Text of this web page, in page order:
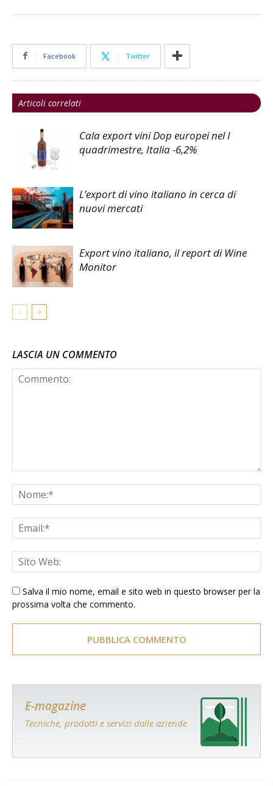
Facebook Twitter
Articoli correlati
Cala export vini Dop europei nel I
quadrimestre, Italia -6,2%
L’export di vino italiano in cerca di
nuovi mercati
Export vino italiano, il report di Wine
Monitor
LASCIA UN COMMENTO
Salva il mio nome, email e sito web in questo browser per la
prossima volta che commento.
E-magazine
Tecniche, prodotti e servizi dalle aziende